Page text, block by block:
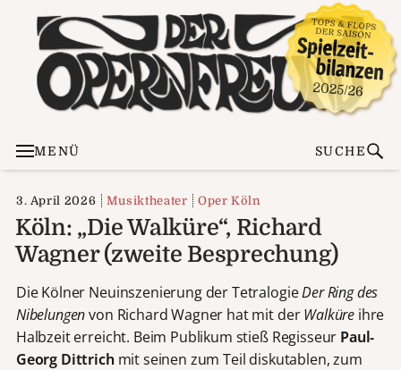
MENÜ SUCHE
3. April 2026 Musiktheater Oper Köln
Köln: „Die Walküre“, Richard
Wagner (zweite Besprechung)
Die Kölner Neuinszenierung der TetralogieDer Ring des
Nibelungenvon Richard Wagner hat mit derWalküre ihre
Halbzeit erreicht. Beim Publikum stieß Regisseur Paul-
Georg Dittrichmit seinen zum Teil diskutablen, zum